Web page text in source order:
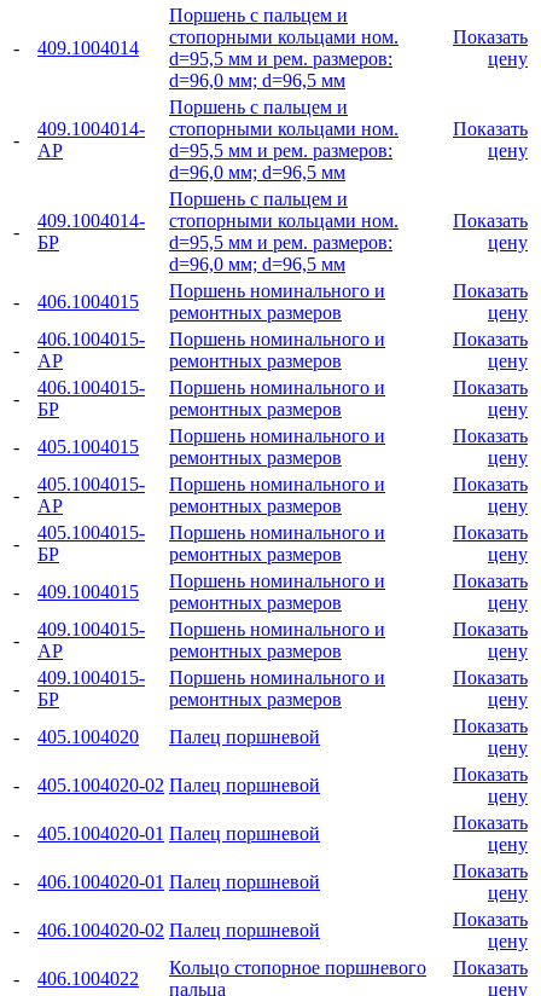
- 409.1004014
Поршень с пальцем и
стопорными кольцами ном.
d=95,5 мм и рем. размеров:
d=96,0 мм; d=96,5 мм
Показать
цену
-
409.1004014-
АР
Поршень с пальцем и
стопорными кольцами ном.
d=95,5 мм и рем. размеров:
d=96,0 мм; d=96,5 мм
Показать
цену
-
409.1004014-
БР
Поршень с пальцем и
стопорными кольцами ном.
d=95,5 мм и рем. размеров:
d=96,0 мм; d=96,5 мм
Показать
цену
- 406.1004015
Поршень номинального и
ремонтных размеров
Показать
цену
-
406.1004015-
АР
Поршень номинального и
ремонтных размеров
Показать
цену
-
406.1004015-
БР
Поршень номинального и
ремонтных размеров
Показать
цену
-
405.1004015
Поршень номинального и
ремонтных размеров
Показать
цену
-
405.1004015-
АР
Поршень номинального и
ремонтных размеров
Показать
цену
-
405.1004015-
БР
Поршень номинального и
ремонтных размеров
Показать
цену
-
409.1004015
Поршень номинального и
ремонтных размеров
Показать
цену
-
409.1004015-
АР
Поршень номинального и
ремонтных размеров
Показать
цену
-
409.1004015-
БР
Поршень номинального и
ремонтных размеров
Показать
цену
-
405.1004020 Палец поршневой
Показать
цену
-
405.1004020-02 Палец поршневой
Показать
цену
-
405.1004020-01 Палец поршневой
Показать
цену
-
406.1004020-01 Палец поршневой
Показать
цену
-
406.1004020-02 Палец поршневой
Показать
цену
-
406.1004022
Кольцо стопорное поршневого
пальца
Показать
цену